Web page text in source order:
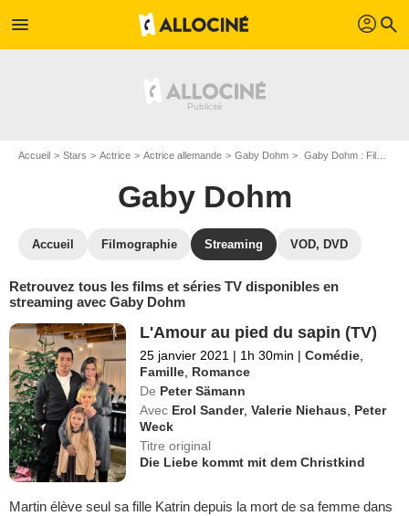
menu profil search
Accueil Stars Actrice Actrice allemande Gaby Dohm Gaby Dohm : Films et séries online
Gaby Dohm
Accueil Filmographie Streaming VOD, DVD
Retrouvez tous les films et séries TV disponibles en
streaming avec Gaby Dohm
L'Amour au pied du sapin (TV)
25 janvier 2021 | 1h 30min | Comédie
Famille Romance
De Peter Sämann
Avec Erol Sander,Valerie Niehaus
Peter
Weck
Titre original
Die Liebe kommt mit dem Christkind
Martin élève seul sa fille Katrin depuis la mort de sa femme dans